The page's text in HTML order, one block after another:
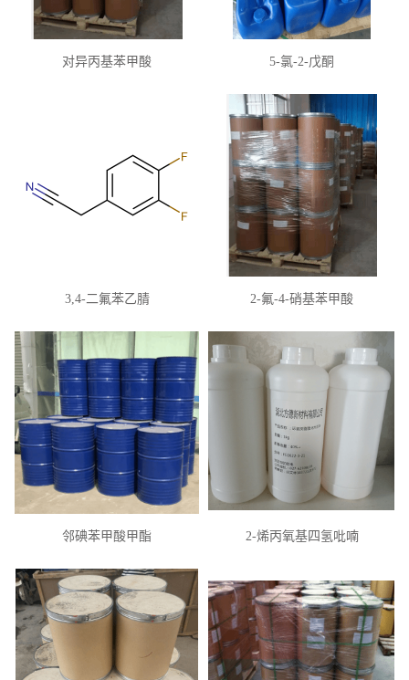
对异丙基苯甲酸 5-氯-2-戊酮
3,4-二氟苯乙腈 2-氟-4-硝基苯甲酸
邻碘苯甲酸甲酯 2-烯丙氧基四氢吡喃